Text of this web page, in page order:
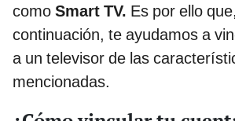
como Smart TV. Es por ello
continuación, te ayudamos a
a un televisor de las
mencionadas.